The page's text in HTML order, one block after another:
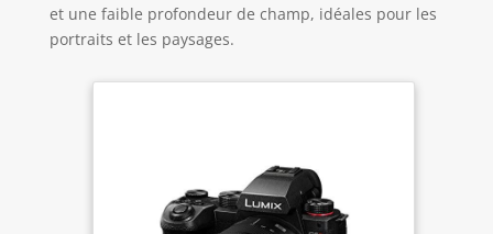
et une faible profondeur de champ, idéales pour les
portraits et les paysages.